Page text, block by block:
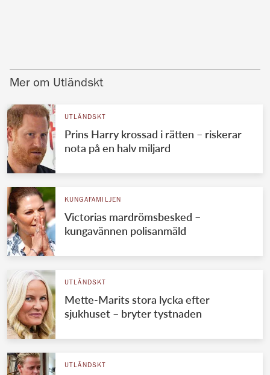
Mer om Utländskt
UTLÄNDSKT
Prins Harry krossad i rätten – riskerar
nota på en halv miljard
KUNGAFAMILJEN
Victorias mardrömsbesked –
kungavännen polisanmäld
UTLÄNDSKT
Mette-Marits stora lycka efter
sjukhuset – bryter tystnaden
UTLÄNDSKT